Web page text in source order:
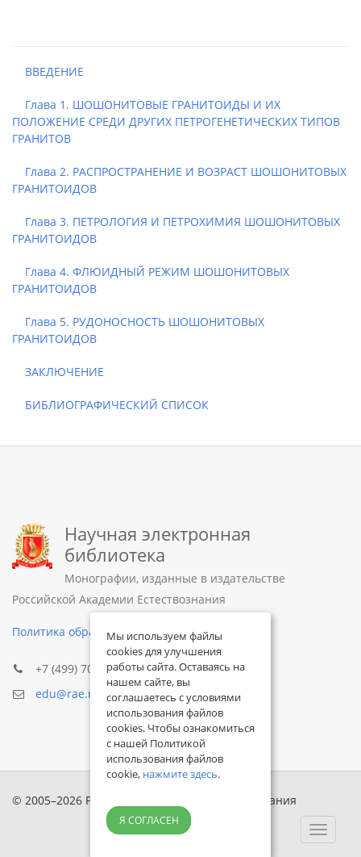
ВВЕДЕНИЕ
Глава 1. ШОШОНИТОВЫЕ ГРАНИТОИДЫ И ИХ
ПОЛОЖЕНИЕ СРЕДИ ДРУГИХ ПЕТРОГЕНЕТИЧЕСКИХ ТИПОВ
ГРАНИТОВ
Глава 2. РАСПРОСТРАНЕНИЕ И ВОЗРАСТ ШОШОНИТОВЫХ
ГРАНИТОИДОВ
Глава 3. ПЕТРОЛОГИЯ И ПЕТРОХИМИЯ ШОШОНИТОВЫХ
ГРАНИТОИДОВ
Глава 4. ФЛЮИДНЫЙ РЕЖИМ ШОШОНИТОВЫХ
ГРАНИТОИДОВ
Глава 5. РУДОНОСНОСТЬ ШОШОНИТОВЫХ
ГРАНИТОИДОВ
ЗАКЛЮЧЕНИЕ
БИБЛИОГРАФИЧЕСКИЙ СПИСОК
Научная электронная
библиотека
Монографии, изданные в издательстве
Российской Академии Естествознания
Политика обработки персональных данных
+7 (499) 705-72-30
edu@rae.ru
© 2005–2026 Российская академия естествознания
Toggle
Мы используем файлы
cookies для улучшения
работы сайта. Оставаясь на
нашем сайте, вы
соглашаетесь с условиями
использования файлов
cookies. Чтобы ознакомиться
с нашей Политикой
использования файлов
cookie, нажмите здесь.
Я СОГЛАСЕН